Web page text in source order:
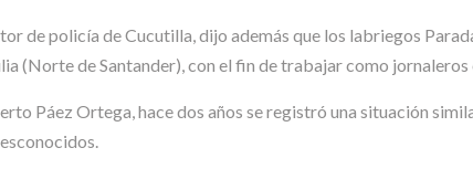
de policía de Cucutilla, dijo además que los labriegos
(Norte de Santander), con el fin de trabajar como
Páez Ortega, hace dos años se registró una situación